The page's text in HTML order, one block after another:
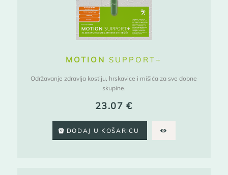
MOTION SUPPORT+
Održavanje zdravlja kostiju, hrskavice i mišića za sve dobne
skupine.
23.07€
DODAJ U KOŠARICU